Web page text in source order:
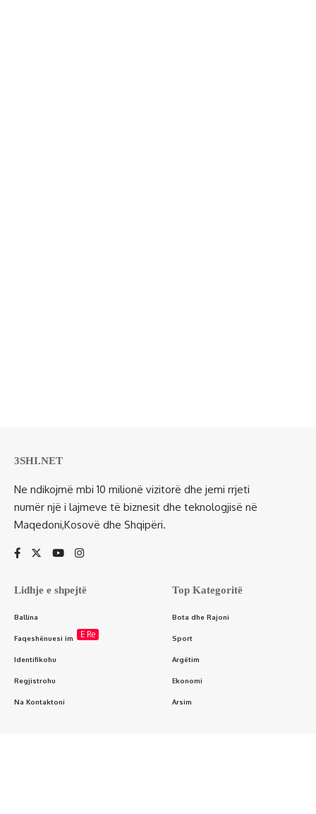
3SHI.NET
Ne ndikojmë mbi 10 milionë vizitorë dhe jemi rrjeti
numër një i lajmeve të biznesit dhe teknologjisë në
Maqedoni,Kosovë dhe Shqipëri.
Lidhje e shpejtë
Ballina
Faqeshënuesi im E Re
Identifikohu
Regjistrohu
Na Kontaktoni
Top Kategoritë
Bota dhe Rajoni
Sport
Argëtim
Ekonomi
Arsim